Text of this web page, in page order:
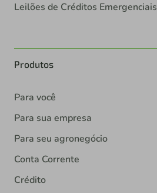
Leilões de Créditos Emergenciais
Produtos
Para você
Para sua empresa
Para seu agronegócio
Conta Corrente
Crédito